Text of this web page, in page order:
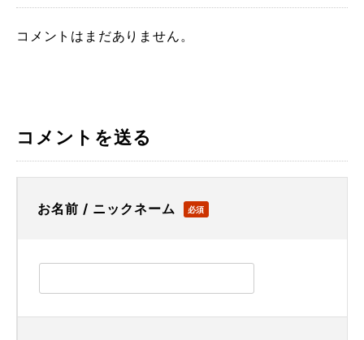
コメントはまだありません。
コメントを送る
お名前 / ニックネーム 必須